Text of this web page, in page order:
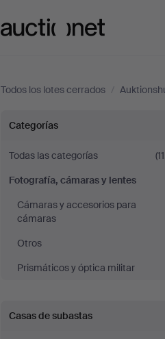
Todos los lotes cerrados /
Fotografía,
cámaras
y
lentes
en
STO
Categorías
Todas las categorías
Fotografía, cámaras y lentes
Cámaras y accesorios para
cámaras
Otros
Prismáticos y óptica militar
Casas de subastas